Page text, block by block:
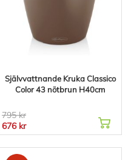
Självvattnande Kruka Classico
Color 43 nötbrun H40cm
795 kr
676 kr